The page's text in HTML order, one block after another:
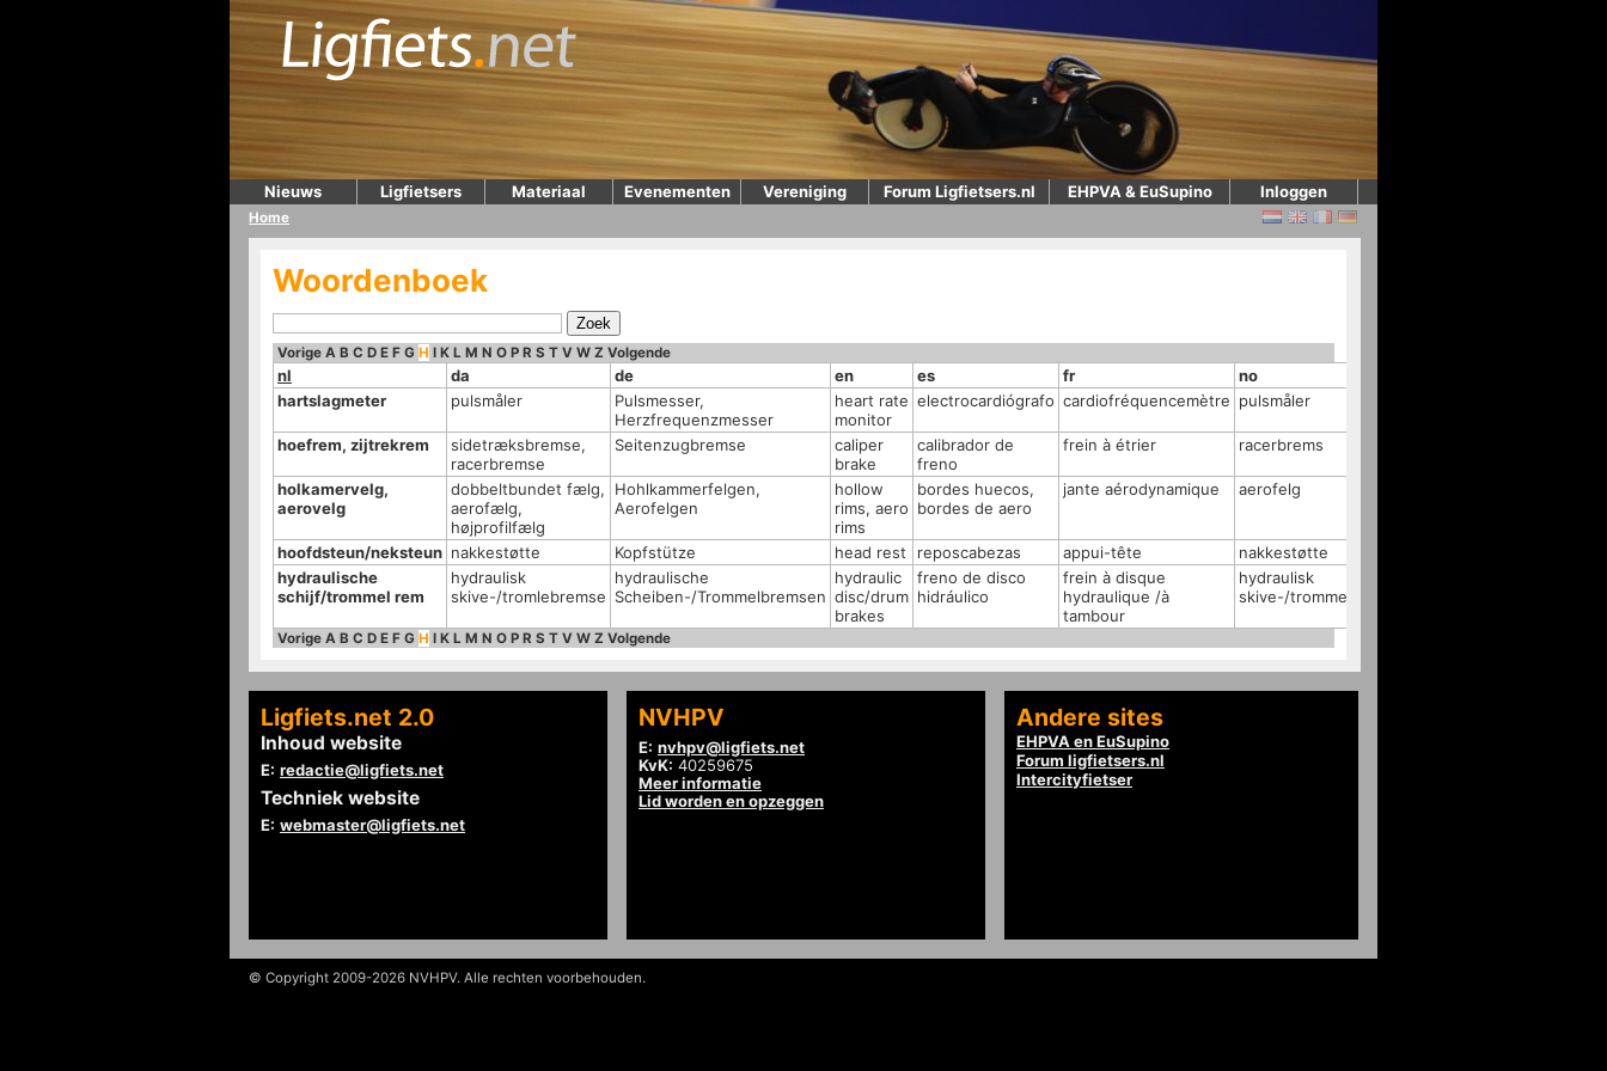
Nieuws Ligfietsers Materiaal Evenementen Vereniging Forum Ligfietsers.nl EHPVA & EuSupino Inloggen
Home
Woordenboek
Vorige A B C D E F G H I K L M N O P R S T V W Z Volgende
nl da de en es fr no
hartslagmeter
pulsmåler
Pulsmesser,
Herzfrequenzmesser
heart rate
monitor
electrocardiógrafo cardiofréquencemètre pulsmåler
hoefrem, zijtrekrem
sidetræksbremse,
racerbremse
Seitenzugbremse
caliper
brake
calibrador de
freno
frein à étrier racerbrems
holkamervelg,
aerovelg
dobbeltbundet fælg,
aerofælg,
højprofilfælg
Hohlkammerfelgen,
Aerofelgen
hollow
rims, aero
rims
bordes huecos,
bordes de aero
jante aérodynamique aerofelg
hoofdsteun/neksteun nakkestøtte Kopfstütze head rest reposcabezas appui-tête nakkestøtte
hydraulische
schijf/trommel rem
hydraulisk
skive-/tromlebremse
hydraulische
Scheiben-/Trommelbremsen
hydraulic
disc/drum
brakes
freno de disco
hidráulico
frein à disque
hydraulique /à
tambour
hydraulisk
skive-/trommelbrems
Vorige A B C D E F G H I K L M N O P R S T V W Z Volgende
Ligfiets.net 2.0
Inhoud website
E: redactie@ligfiets.net
Techniek website
E: webmaster@ligfiets.net
NVHPV
E: nvhpv@ligfiets.net
KvK: 40259675
Meer informatie
Lid worden en opzeggen
Andere sites
EHPVA en EuSupino
Forum ligfietsers.nl
Intercityfietser
© Copyright 2009-2026 NVHPV. Alle rechten voorbehouden.